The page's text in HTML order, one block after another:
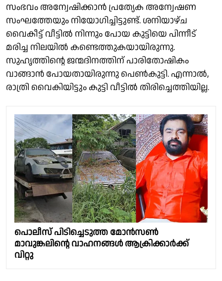
സംഭവം അന്വേഷിക്കാന്‍ പ്രത്യേക അന്വേഷണ
സംഘത്തേയും നിയോഗിച്ചിട്ടുണ്ട്. ശനിയാഴ്ച
വൈകീട്ട് വീട്ടില്‍ നിന്നും പോയ കുട്ടിയെ പിന്നീട്
മരിച്ച നിലയില്‍ കണ്ടെത്തുകയായിരുന്നു.
സുഹൃത്തിന്റെ ജന്മദിനത്തിന് പാരിതോഷികം
വാങ്ങാന്‍ പോയതായിരുന്നു പെണ്‍കുട്ടി. എന്നാല്‍,
രാത്രി വൈകിയിട്ടും കുട്ടി വീട്ടില്‍ തിരിച്ചെത്തിയില്ല.
പൊലീസ് പിടിച്ചെടുത്ത മോന്‍സൺ
മാവുങ്കലിന്റെ വാഹനങ്ങള്‍ ആക്രിക്കാര്‍ക്ക്
വിറ്റു